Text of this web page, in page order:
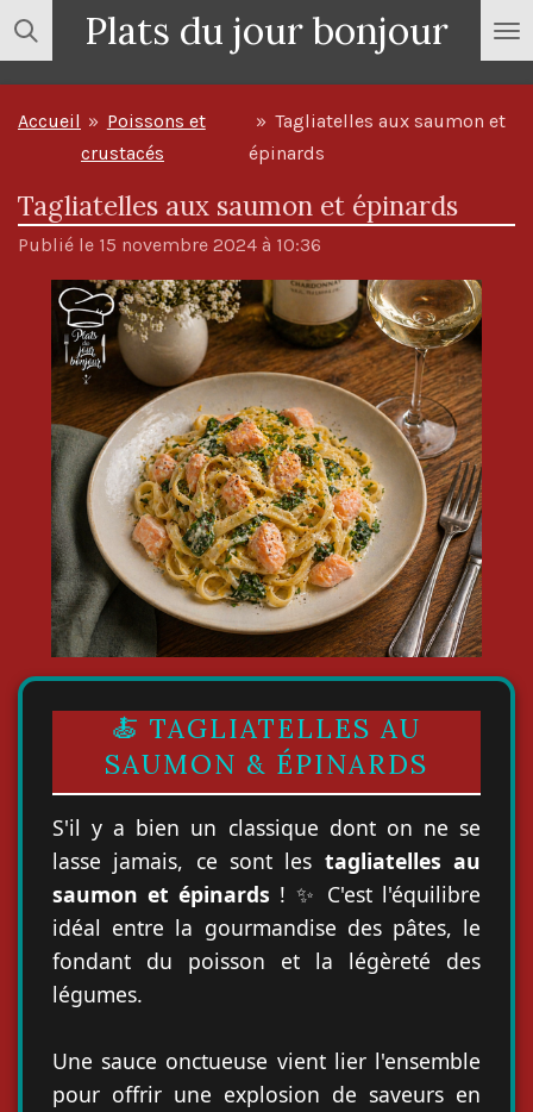
Passer
au
contenu
principal
Plats du jour bonjour
Accueil » Poissons et
crustacés
» Tagliatelles aux saumon et
épinards
Tagliatelles aux saumon et épinards
Publié le 15 novembre 2024 à 10:36
🍝 TAGLIATELLES AU
SAUMON & ÉPINARDS
S'il y a bien un classique dont on ne se
lasse jamais, ce sont les tagliatelles au
saumon et épinards ! ✨ C'est l'équilibre
idéal entre la gourmandise des pâtes, le
fondant du poisson et la légèreté des
légumes.
Une sauce onctueuse vient lier l'ensemble
pour offrir une explosion de saveurs en